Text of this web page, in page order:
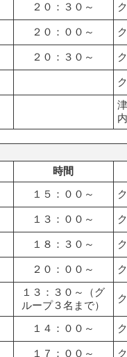
２０：３０～
２０：００～
２０：３０～
時間
１５：００～
１３：００～
１８：３０～
２０：００～
１３：３０～（グ
ループ３名まで）
１４：００～
１７：００～